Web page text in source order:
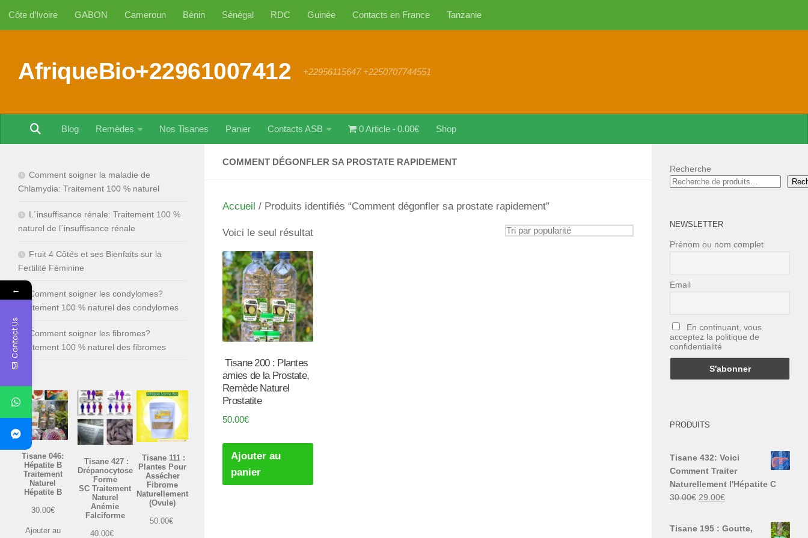
Au dessous du contenu
Côte d’Ivoire GABON Cameroun Bénin Sénégal RDC Guinée Contacts en France Tanzanie
AfriqueBio+22961007412 +22956115647 +2250707744551
Blog Remèdes Nos Tisanes Panier Contacts ASB 0 Article 0.00€ Shop
COMMENT DÉGONFLER SA PROSTATE RAPIDEMENT
Accueil / Produits identifiés “Comment dégonfler sa prostate rapidement”
Voici le seul résultat
Tisane 200 : Plantes
amies de la Prostate,
Remède Naturel
Prostatite
50.00€
Ajouter au
panier
Comment soigner la maladie de
Chlamydia: Traitement 100 % naturel
L´insuffisance rénale: Traitement 100 %
naturel de l´insuffisance rénale
Fruit 4 Côtés et ses Bienfaits sur la
Fertilité Féminine
Comment soigner les condylomes?
Traitement 100 % naturel des condylomes
Comment soigner les fibromes?
Traitement 100 % naturel des fibromes
Tisane 046:
Hépatite B
Traitement
Naturel
Hépatite B
30.00€
Ajouter au
Tisane 427 :
Drépanocytose
Forme
SC Traitement
Naturel
Anémie
Falciforme
40.00€
Tisane 111 :
Plantes Pour
Assécher
Fibrome
Naturellement
(Ovule)
50.00€
Recherche
NEWSLETTER
Prénom ou nom complet
Email
En continuant, vous
acceptez la politique de
confidentialité
PRODUITS
Tisane 432: Voici
Comment Traiter
Naturellement l'Hépatite C
30.00€ Le
29.00€Le
Tisane 195 : Goutte,
←
Contact Us